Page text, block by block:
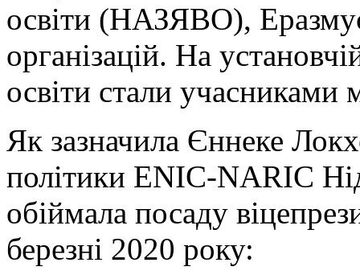
освіти (НАЗЯВО),
організацій. На
освіти стали учасниками
Як зазначила Єннеке
політики ENIC-NARIC
обіймала посаду
березні 2020 року: